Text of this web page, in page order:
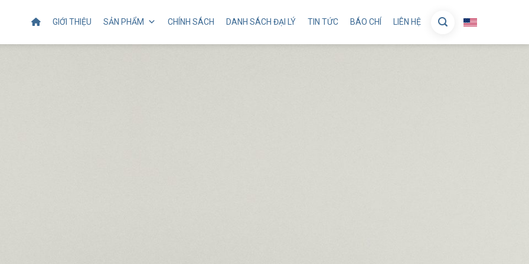
GIỚI THIỆU SẢN PHẨM CHÍNH SÁCH DANH SÁCH ĐẠI LÝ TIN TỨC BÁO CHÍ LIÊN HỆ